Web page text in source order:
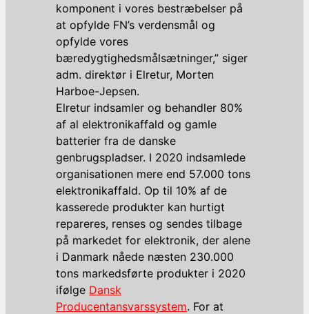
komponent i vores bestræbelser på
at opfylde FN’s verdensmål og
opfylde vores
bæredygtighedsmålsætninger,” siger
adm. direktør i Elretur, Morten
Harboe-Jepsen.
Elretur indsamler og behandler 80%
af al elektronikaffald og gamle
batterier fra de danske
genbrugspladser. I 2020 indsamlede
organisationen mere end 57.000 tons
elektronikaffald. Op til 10% af de
kasserede produkter kan hurtigt
repareres, renses og sendes tilbage
på markedet for elektronik, der alene
i Danmark nåede næsten 230.000
tons markedsførte produkter i 2020
ifølge Dansk
Producentansvarssystem. For at